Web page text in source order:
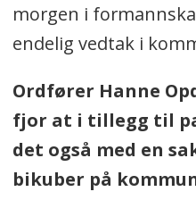
morgen i
endelig vedtak i
Ordfører Hanne
fjor at i tillegg til
det også med en
bikuber på